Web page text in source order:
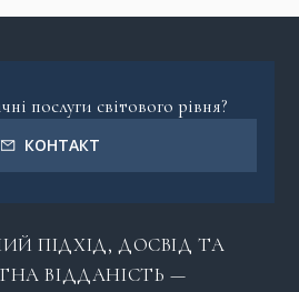
послуги світового рівня?
КОНТАКТ
ПІДХІД, ДОСВІД ТА
ВІДДАНІСТЬ —